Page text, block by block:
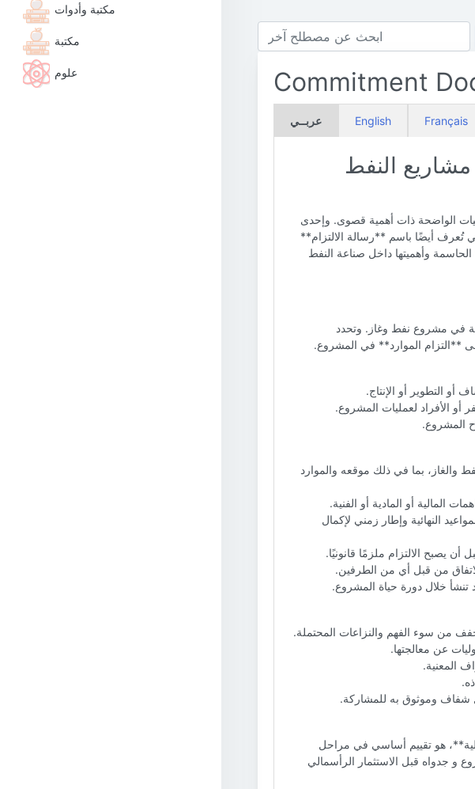
مكتبة وأدوات
مكتبة
علوم Commitment
عربــي English Français
مشاريع النفط
الواضحة ذات أهمية قصوى. وإحدى
تُعرف أيضًا باسم **رسالة الالتزام**
وأهميتها داخل صناعة النفط
في مشروع نفط وغاز. وتحدد
**التزام الموارد** في المشروع.
أو التطوير أو الإنتاج.
أو الأفراد لعمليات المشروع.
المشروع.
بما في ذلك موقعه والموارد
أو المادية أو الفنية.
النهائية وإطار زمني لإكمال
يصبح الالتزام ملزمًا قانونيًا.
من قبل أي من الطرفين.
خلال دورة حياة المشروع.
من سوء الفهم والنزاعات المحتملة.
عن معالجتها.
المعنية.
شفاف وموثوق به للمشاركة.
هو تقييم أساسي في مراحل
و جدواه قبل الاستثمار الرأسمالي